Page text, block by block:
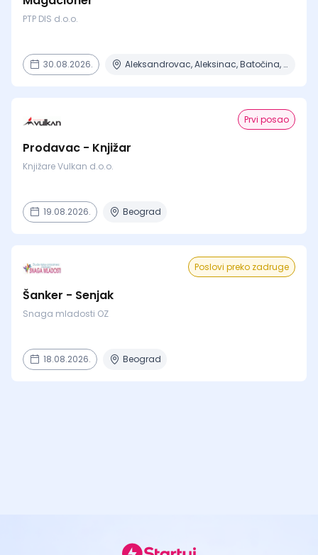
PTP DIS d.o.o.
30.08.2026. Aleksandrovac, Aleksinac, Batočina, Bela Crkva, Beograd + 7 mesta
Prvi posao
Prodavac - Knjižar
Knjižare Vulkan d.o.o.
19.08.2026. Beograd
Poslovi preko zadruge
Šanker - Senjak
Snaga mladosti OZ
18.08.2026. Beograd